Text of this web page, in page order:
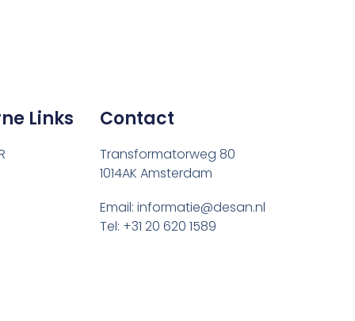
Links Contact
Transformatorweg 80
1014AK Amsterdam
Email: informatie@desan.nl
Tel: +31 20 620 1589